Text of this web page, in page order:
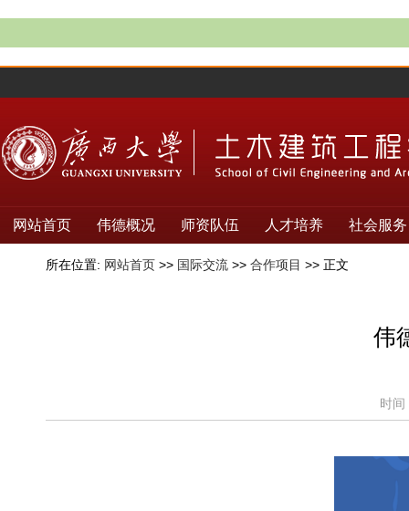
网站首页 伟德概况 师资队伍 人才培养 社会服务
所在位置: 网站首页 >> 国际交流 >> 合作项目 >> 正文
伟
时